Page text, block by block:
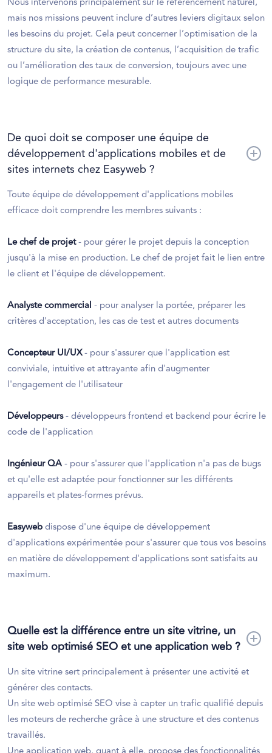
mais nos missions peuvent inclure d’autres leviers digitaux selon
les besoins du projet. Cela peut concerner l’optimisation de la
structure du site, la création de contenus, l’acquisition de trafic
ou l’amélioration des taux de conversion, toujours avec une
logique de performance mesurable.
De quoi doit se composer une équipe de
développement d'applications mobiles et de
sites internets chez Easyweb ?
Toute équipe de développement d'applications mobiles
efficace doit comprendre les membres suivants :
Le chef de projet- pour gérer le projet depuis la conception
jusqu'à la mise en production. Le chef de projet fait le lien entre
le client et l'équipe de développement.
Analyste commercial - pour analyser la portée, préparer les
critères d'acceptation, les cas de test et autres documents
Concepteur UI/UX- pour s'assurer que l'application est
conviviale, intuitive et attrayante afin d'augmenter
l'engagement de l'utilisateur
Développeurs- développeurs frontend et backend pour écrire le
code de l'application
Ingénieur QA- pour s'assurer que l'application n'a pas de bugs
et qu'elle est adaptée pour fonctionner sur les différents
appareils et plates-formes prévus.
Easywebdispose d'une équipe de développement
d'applications expérimentée pour s'assurer que tous vos besoins
en matière de développement d'applications sont satisfaits au
maximum.
Quelle est la différence entre un site vitrine, un
site web optimisé SEO et une application web ?
Un site vitrine sert principalement à présenter une activité et
générer des contacts.
Un site web optimisé SEO vise à capter un trafic qualifié depuis
les moteurs de recherche grâce à une structure et des contenus
travaillés.